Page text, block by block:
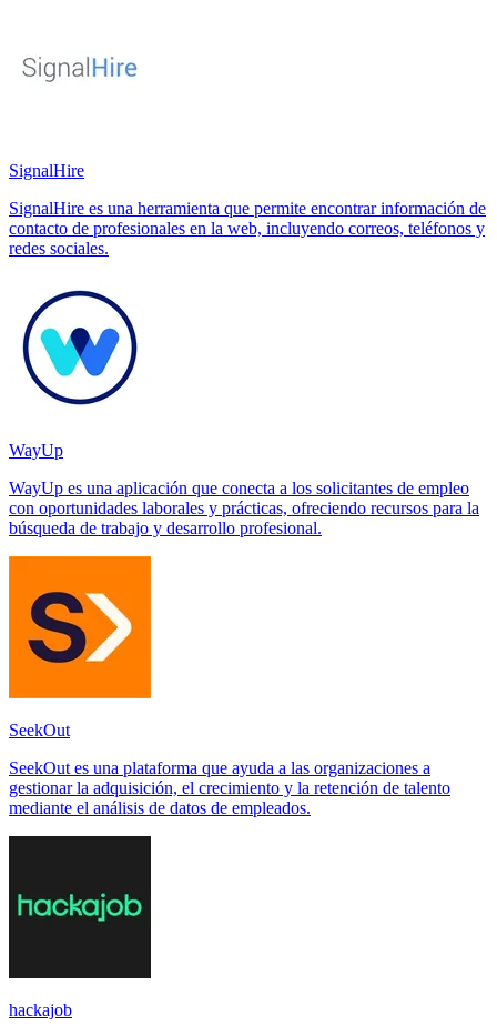
SignalHire
SignalHire es una herramienta que permite encontrar información de
contacto de profesionales en la web, incluyendo correos, teléfonos y
redes sociales.
WayUp
WayUp es una aplicación que conecta a los solicitantes de empleo
con oportunidades laborales y prácticas, ofreciendo recursos para la
búsqueda de trabajo y desarrollo profesional.
SeekOut
SeekOut es una plataforma que ayuda a las organizaciones a
gestionar la adquisición, el crecimiento y la retención de talento
mediante el análisis de datos de empleados.
hackajob